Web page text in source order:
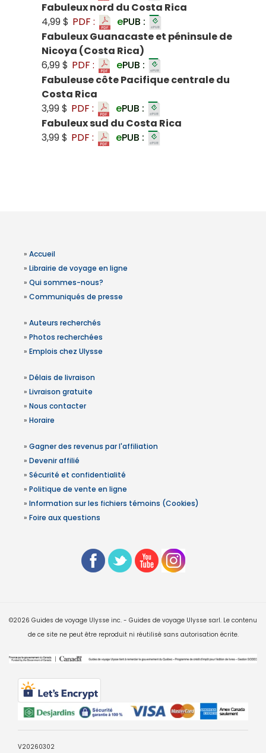
Fabuleux nord du Costa Rica
4,99 $ PDF : ePUB :
Fabuleux Guanacaste et péninsule de
Nicoya (Costa Rica)
6,99 $ PDF : ePUB :
Fabuleuse côte Pacifique centrale du
Costa Rica
3,99 $ PDF : ePUB :
Fabuleux sud du Costa Rica
3,99 $ PDF : ePUB :
» Accueil
» Librairie de voyage en ligne
» Qui sommes-nous?
» Communiqués de presse
» Auteurs recherchés
» Photos recherchées
» Emplois chez Ulysse
» Délais de livraison
» Livraison gratuite
» Nous contacter
» Horaire
» Gagner des revenus par l'affiliation
» Devenir affilié
» Sécurité et confidentialité
» Politique de vente en ligne
» Information sur les fichiers témoins (Cookies)
» Foire aux questions
©2026 Guides de voyage Ulysse inc. - Guides de voyage Ulysse sarl. Le contenu
de ce site ne peut être reproduit ni réutilisé sans autorisation écrite.
V20260302